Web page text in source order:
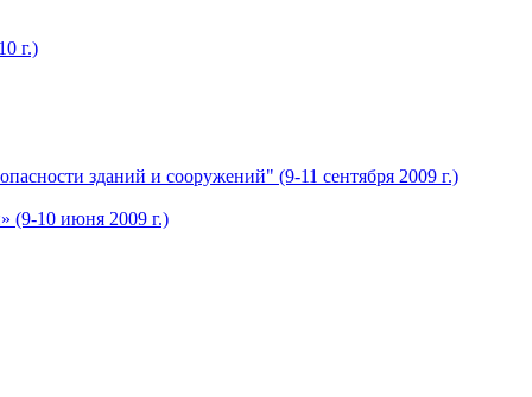
г.)
зданий и сооружений" (9-11 сентября 2009 г.)
(9-10 июня 2009 г.)